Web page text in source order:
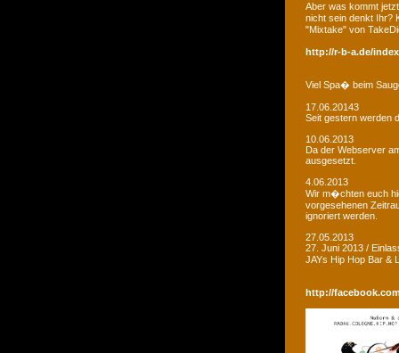
Aber was kommt
nicht sein denkt Ihr?
"Mixtake" von
http://r-b-a.de/
Viel Spa� beim
17.06.20143
Seit gestern werden
10.06.2013
Da der Webserver
ausgesetzt.
4.06.2013
Wir m�chten euch
vorgesehenen
ignoriert werden.
27.05.2013
27. Juni 2013 /
JAYs Hip Hop Bar &
http://